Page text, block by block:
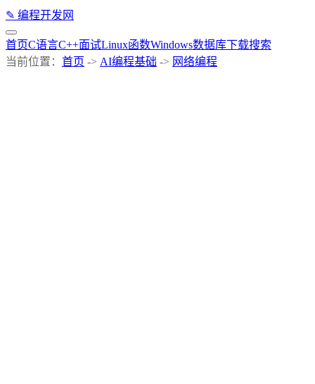
✎ 编程开发网
首页C语言C++面试Linux函数Windows数据库下载搜索
当前位置： 首页 -> AI编程基础 -> 网络编程